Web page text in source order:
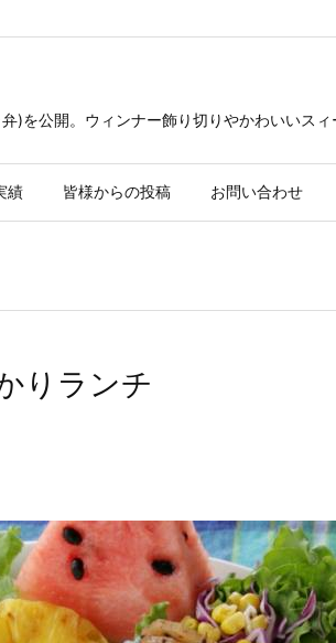
)を公開。ウィンナー飾り切りやかわいいス
績 皆様からの投稿 お問い合わせ
りランチ